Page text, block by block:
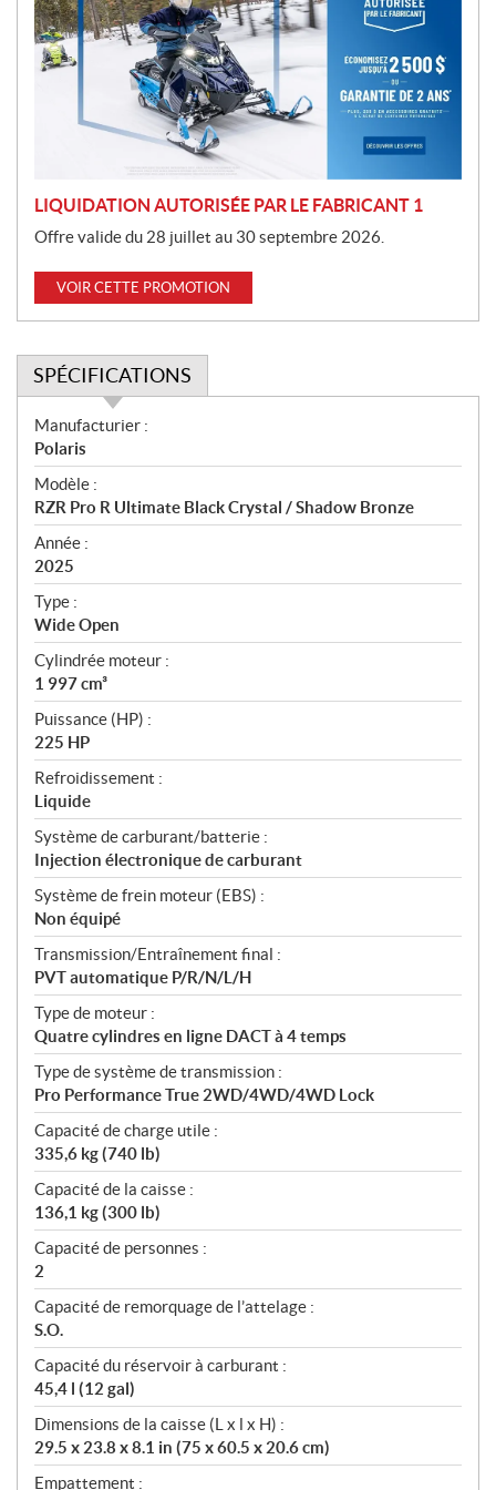
m
o
t
LIQUIDATION AUTORISÉE PAR LE FABRICANT 1
Offre valide du 28 juillet au 30 septembre 2026.
VOIR CETTE PROMOTION
SPÉCIFICATIONS
S
p
é
c
i
f
i
c
a
t
i
o
n
s
Manufacturier :
Polaris
Modèle :
RZR Pro R Ultimate Black Crystal / Shadow Bronze
Année :
2025
Type :
Wide Open
Cylindrée moteur :
1 997 cm³
Puissance (HP) :
225 HP
Refroidissement :
Liquide
Système de carburant/batterie :
Injection électronique de carburant
Système de frein moteur (EBS) :
Non équipé
Transmission/Entraînement final :
PVT automatique P/R/N/L/H
Type de moteur :
Quatre cylindres en ligne DACT à 4 temps
Type de système de transmission :
Pro Performance True 2WD/4WD/4WD Lock
Capacité de charge utile :
335,6 kg (740 lb)
Capacité de la caisse :
136,1 kg (300 lb)
Capacité de personnes :
2
Capacité de remorquage de l’attelage :
S.O.
Capacité du réservoir à carburant :
45,4 l (12 gal)
Dimensions de la caisse (L x l x H) :
29.5 x 23.8 x 8.1 in (75 x 60.5 x 20.6 cm)
Empattement :